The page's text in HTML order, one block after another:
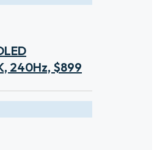
240Hz, $899